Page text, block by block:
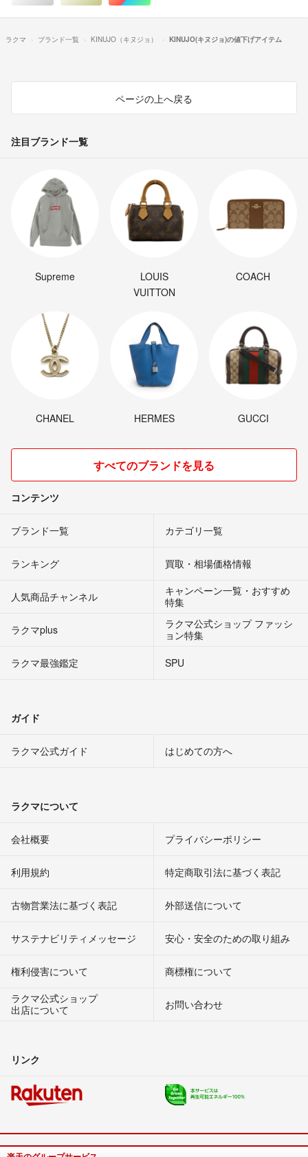
ラクマ ブランド一覧 KINUJO（キヌジョ） KINUJO(キヌジョ)の値下げアイテム
ページの上へ戻る
注目ブランド一覧
Supreme
LOUIS
VUITTON
COACH
CHANEL HERMES GUCCI
すべてのブランドを見る
コンテンツ
ブランド一覧 カテゴリ一覧
ランキング 買取・相場価格情報
人気商品チャンネル
キャンペーン一覧・おすすめ
特集
ラクマplus
ラクマ公式ショップ ファッシ
ョン特集
ラクマ最強鑑定
SPU
ガイド
ラクマ公式ガイド はじめての方へ
ラクマについて
会社概要 プライバシーポリシー
利用規約 特定商取引法に基づく表記
古物営業法に基づく表記 外部送信について
サステナビリティメッセージ 安心・安全のための取り組み
権利侵害について
商標権について
ラクマ公式ショップ
出店について
お問い合わせ
リンク